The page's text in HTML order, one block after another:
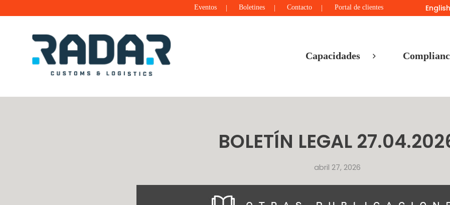
Eventos Boletines Contacto Portal de clientes English
Capacidades
BOLETÍN LEGAL
abril 27, 2026